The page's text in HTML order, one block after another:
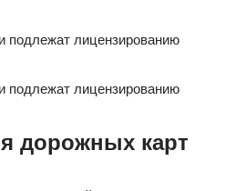
подлежат лицензированию
подлежат лицензированию
дорожных карт